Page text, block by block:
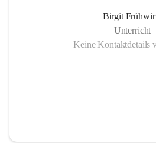
Birgit
Unterricht
Keine Kontaktdetails